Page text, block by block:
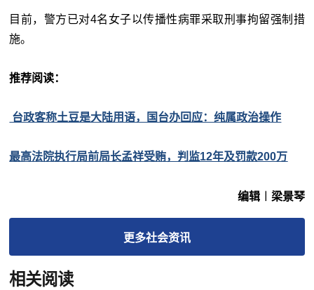
目前，警方已对4名女子以传播性病罪采取刑事拘留强制措
施。
推荐阅读：
台政客称土豆是大陆用语，国台办回应：纯属政治操作
最高法院执行局前局长孟祥受贿，判监12年及罚款200万
编辑︱梁景琴
更多社会资讯
相关阅读